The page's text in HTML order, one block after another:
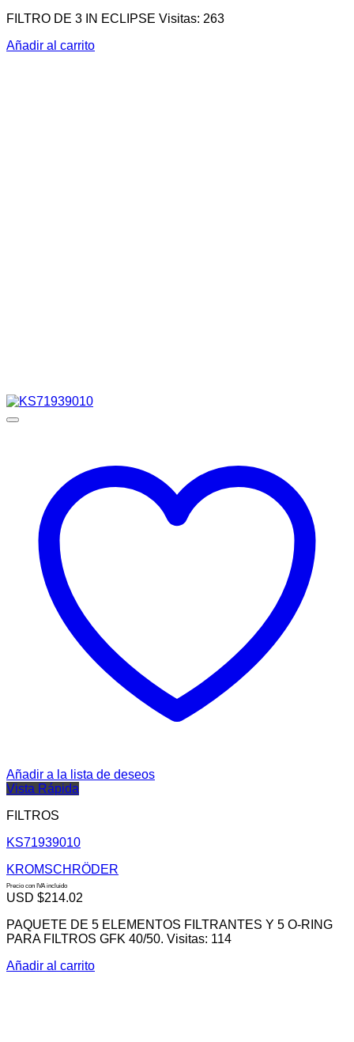
FILTRO DE 3 IN ECLIPSE Visitas: 263
Añadir al carrito
Añadir a la lista de deseos
Vista Rápida
FILTROS
KS71939010
KROMSCHRÖDER
Precio con IVA incluido
USD $214.02
PAQUETE DE 5 ELEMENTOS FILTRANTES Y 5 O-RING
PARA FILTROS GFK 40/50. Visitas: 114
Añadir al carrito